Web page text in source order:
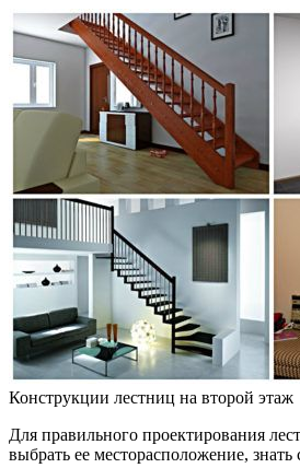
Конструкции лестниц на второй этаж
Для правильного проектирования
выбрать ее месторасположение,